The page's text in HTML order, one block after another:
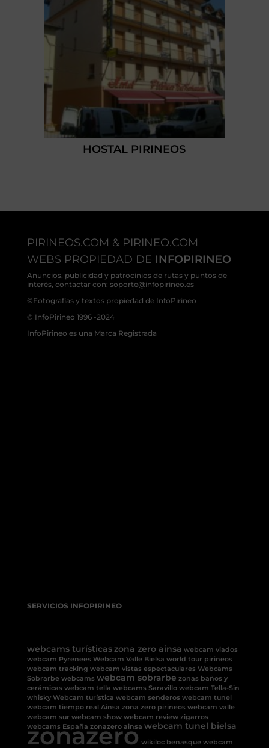
HOSTAL PIRINEOS
PIRINEOS.COM & PIRINEO.COM
WEBS PROPIEDAD DE INFOPIRINEO
Anuncios, publicidad y patrocinios de rutas y puntos de
interés, contactar con: soporte@infopirineo.es
©Fotografías y textos propiedad de InfoPirineo
© InfoPirineo 1996 -2024
InfoPirineo es una Marca Registrada
SERVICIOS INFOPIRINEO
webcams turísticas zona zero ainsa webcam viados
webcam Pyrenees Webcam Valle Bielsa world tour pirineos
webcam tracking webcam vistas espectaculares Webcams
Sobrarbe webcams webcam sobrarbe zonas baños y
cerámicas webcam tella webcams Saravillo webcam Tella-Sin
whisky Webcam turística webcam senderos webcam tunel
webcam tiempo real Ainsa zona zero pirineos webcam valle
webcam sur webcam show webcam review zigarros
webcams España zonazero ainsa webcam tunel bielsa
zonazero wikiloc benasque webcam